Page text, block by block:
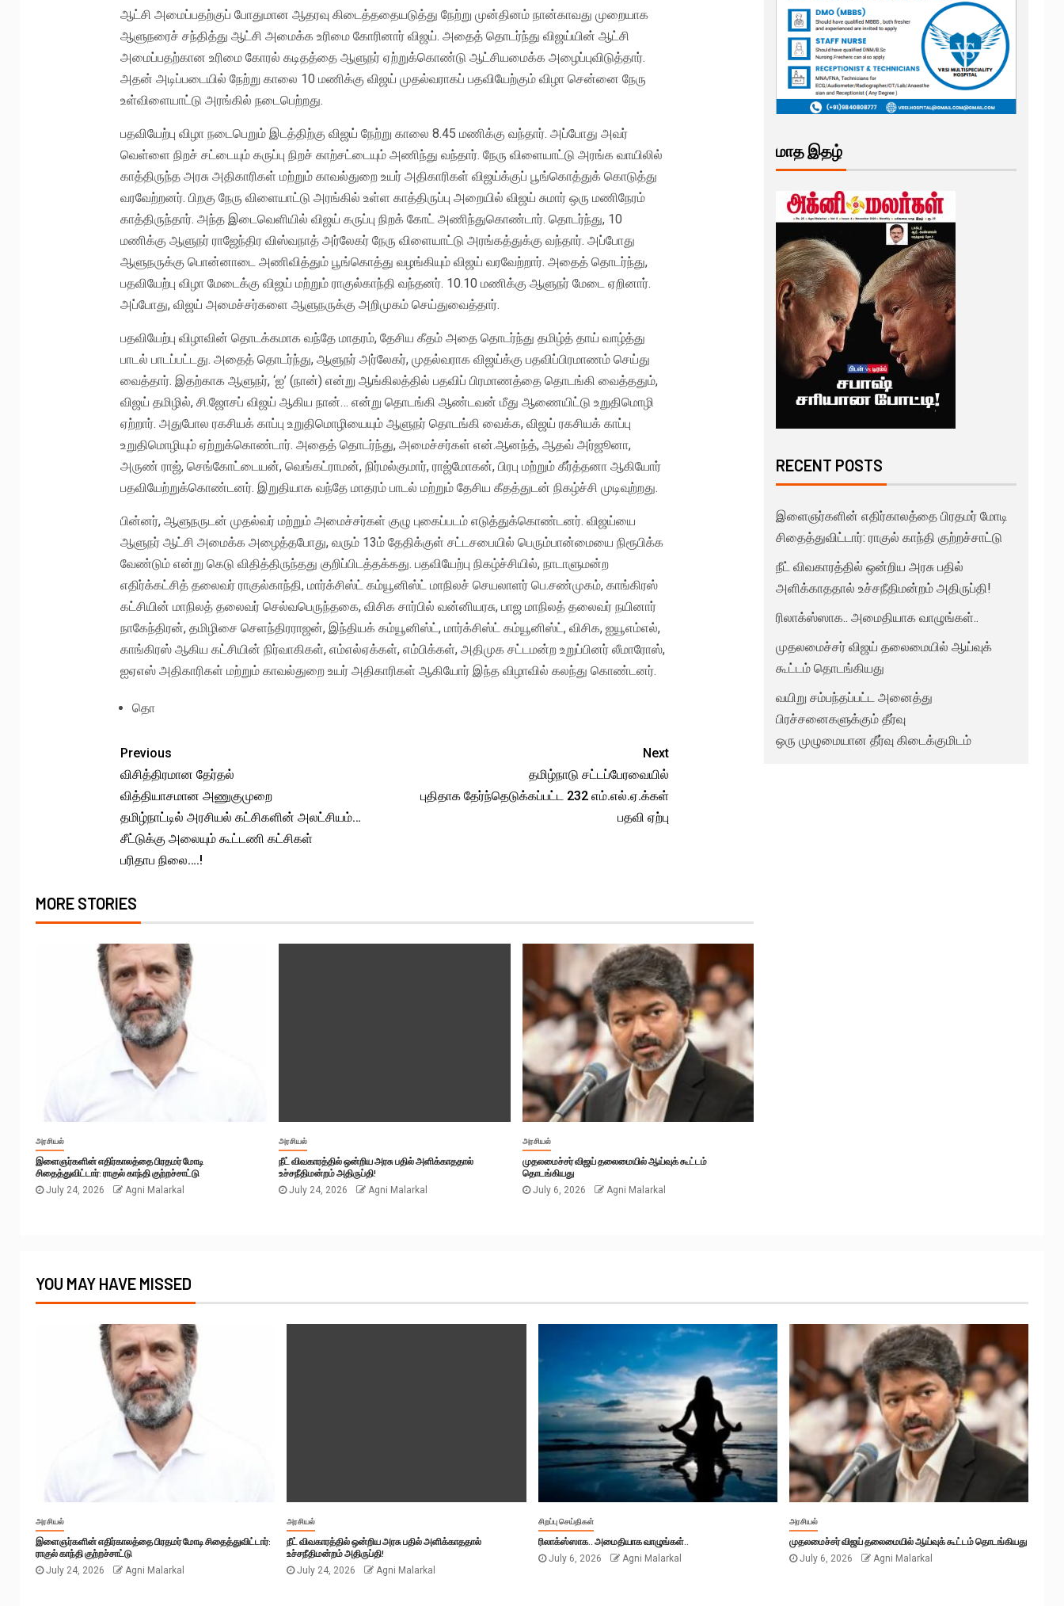
ஆட்சி அமைப்பதற்குப் போதுமான ஆதரவு கிடைத்ததையடுத்து நேற்று முன்தினம் நான்காவது முறையாக
ஆளுநரைச் சந்தித்து ஆட்சி அமைக்க உரிமை கோரினார் விஜய். அதைத் தொடர்ந்து விஜய்யின் ஆட்சி
அமைப்பதற்கான உரிமை கோரல் கடிதத்தை ஆளுநர் ஏற்றுக்கொண்டு ஆட்சியமைக்க அழைப்புவிடுத்தார்.
அதன் அடிப்படையில் நேற்று காலை 10 மணிக்கு விஜய் முதல்வராகப் பதவியேற்கும் விழா சென்னை நேரு
உள்விளையாட்டு அரங்கில் நடைபெற்றது.
பதவியேற்பு விழா நடைபெறும் இடத்திற்கு விஜய் நேற்று காலை 8.45 மணிக்கு வந்தார். அப்போது அவர்
வெள்ளை நிறச் சட்டையும் கருப்பு நிறச் காற்சட்டையும் அணிந்து வந்தார். நேரு விளையாட்டு அரங்க வாயிலில்
காத்திருந்த அரசு அதிகாரிகள் மற்றும் காவல்துறை உயர் அதிகாரிகள் விஜய்க்குப் பூங்கொத்துக் கொடுத்து
வரவேற்றனர். பிறகு நேரு விளையாட்டு அரங்கில் உள்ள காத்திருப்பு அறையில் விஜய் சுமார் ஒரு மணிநேரம்
காத்திருந்தார். அந்த இடைவெளியில் விஜய் கருப்பு நிறக் கோட் அணிந்துகொண்டார். தொடர்ந்து, 10
மணிக்கு ஆளுநர் ராஜேந்திர விஸ்வநாத் அர்லேகர் நேரு விளையாட்டு அரங்கத்துக்கு வந்தார். அப்போது
ஆளுநருக்கு பொன்னாடை அணிவித்தும் பூங்கொத்து வழங்கியும் விஜய் வரவேற்றார். அதைத் தொடர்ந்து,
பதவியேற்பு விழா மேடைக்கு விஜய் மற்றும் ராகுல்காந்தி வந்தனர். 10.10 மணிக்கு ஆளுநர் மேடை ஏறினார்.
அப்போது, விஜய் அமைச்சர்களை ஆளுநருக்கு அறிமுகம் செய்துவைத்தார்.
பதவியேற்பு விழாவின் தொடக்கமாக வந்தே மாதரம், தேசிய கீதம் அதை தொடர்ந்து தமிழ்த் தாய் வாழ்த்து
பாடல் பாடப்பட்டது. அதைத் தொடர்ந்து, ஆளுநர் அர்லேகர், முதல்வராக விஜய்க்கு பதவிப்பிரமாணம் செய்து
வைத்தார். இதற்காக ஆளுநர், ‘ஐ’ (நான்) என்று ஆங்கிலத்தில் பதவிப் பிரமாணத்தை தொடங்கி வைத்ததும்,
விஜய் தமிழில், சி.ஜோசப் விஜய் ஆகிய நான்… என்று தொடங்கி ஆண்டவன் மீது ஆணையிட்டு உறுதிமொழி
ஏற்றார். அதுபோல ரகசியக் காப்பு உறுதிமொழியையும் ஆளுநர் தொடங்கி வைக்க, விஜய் ரகசியக் காப்பு
உறுதிமொழியும் ஏற்றுக்கொண்டார். அதைத் தொடர்ந்து, அமைச்சர்கள் என்.ஆனந்த், ஆதவ் அர்ஜூனா,
அருண் ராஜ், செங்கோட்டையன், வெங்கட்ராமன், நிர்மல்குமார், ராஜ்மோகன், பிரபு மற்றும் கீர்த்தனா ஆகியோர்
பதவியேற்றுக்கொண்டனர். இறுதியாக வந்தே மாதரம் பாடல் மற்றும் தேசிய கீதத்துடன் நிகழ்ச்சி முடிவுற்றது.
பின்னர், ஆளுநருடன் முதல்வர் மற்றும் அமைச்சர்கள் குழு புகைப்படம் எடுத்துக்கொண்டனர். விஜய்யை
ஆளுநர் ஆட்சி அமைக்க அழைத்தபோது, வரும் 13ம் தேதிக்குள் சட்டசபையில் பெரும்பான்மையை நிரூபிக்க
வேண்டும் என்று கெடு விதித்திருந்தது குறிப்பிடத்தக்கது. பதவியேற்பு நிகழ்ச்சியில், நாடாளுமன்ற
எதிர்க்கட்சித் தலைவர் ராகுல்காந்தி, மார்க்சிஸ்ட் கம்யூனிஸ்ட் மாநிலச் செயலாளர் பெ.சண்முகம், காங்கிரஸ்
கட்சியின் மாநிலத் தலைவர் செல்வபெருந்தகை, விசிக சார்பில் வன்னியரசு, பாஜ மாநிலத் தலைவர் நயினார்
நாகேந்திரன், தமிழிசை செளந்திரராஜன், இந்தியக் கம்யூனிஸ்ட், மார்க்சிஸ்ட் கம்யூனிஸ்ட், விசிக, ஐயூஎம்எல்,
காங்கிரஸ் ஆகிய கட்சியின் நிர்வாகிகள், எம்எல்ஏக்கள், எம்பிக்கள், அதிமுக சட்டமன்ற உறுப்பினர் லீமாரோஸ்,
ஐஏஎஸ் அதிகாரிகள் மற்றும் காவல்துறை உயர் அதிகாரிகள் ஆகியோர் இந்த விழாவில் கலந்து கொண்டனர்.
தொ
Previous
விசித்திரமான தேர்தல்
வித்தியாசமான அணுகுமுறை
தமிழ்நாட்டில் அரசியல் கட்சிகளின் அலட்சியம்…
சீட்டுக்கு அலையும் கூட்டணி கட்சிகள்
பரிதாப நிலை….!
Next
தமிழ்நாடு சட்டப்பேரவையில்
புதிதாக தேர்ந்தெடுக்கப்பட்ட 232 எம்.எல்.ஏ.க்கள்
பதவி ஏற்பு
MORE STORIES
அரசியல்
இளைஞர்களின் எதிர்காலத்தை பிரதமர் மோடி
சிதைத்துவிட்டார்: ராகுல் காந்தி குற்றச்சாட்டு
July 24, 2026
Agni Malarkal
அரசியல்
நீட் விவகாரத்தில் ஒன்றிய அரசு பதில் அளிக்காததால்
உச்சநீதிமன்றம் அதிருப்தி!
July 24, 2026
Agni Malarkal
அரசியல்
முதலமைச்சர் விஜய் தலைமையில் ஆய்வுக் கூட்டம்
தொடங்கியது
July 6, 2026
Agni Malarkal
மாத இதழ்
RECENT POSTS
இளைஞர்களின் எதிர்காலத்தை பிரதமர் மோடி
சிதைத்துவிட்டார்: ராகுல் காந்தி குற்றச்சாட்டு
நீட் விவகாரத்தில் ஒன்றிய அரசு பதில்
அளிக்காததால் உச்சநீதிமன்றம் அதிருப்தி!
ரிலாக்ஸ்ஸாக.. அமைதியாக வாழுங்கள்..
முதலமைச்சர் விஜய் தலைமையில் ஆய்வுக்
கூட்டம் தொடங்கியது
வயிறு சம்பந்தப்பட்ட அனைத்து
பிரச்சனைகளுக்கும் தீர்வு
ஒரு முழுமையான தீர்வு கிடைக்குமிடம்
YOU MAY HAVE MISSED
அரசியல்
இளைஞர்களின் எதிர்காலத்தை பிரதமர் மோடி சிதைத்துவிட்டார்:
ராகுல் காந்தி குற்றச்சாட்டு
July 24, 2026
Agni Malarkal
அரசியல்
நீட் விவகாரத்தில் ஒன்றிய அரசு பதில் அளிக்காததால்
உச்சநீதிமன்றம் அதிருப்தி!
July 24, 2026
Agni Malarkal
சிறப்பு செய்திகள்
ரிலாக்ஸ்ஸாக.. அமைதியாக வாழுங்கள்..
July 6, 2026
Agni Malarkal
அரசியல்
முதலமைச்சர் விஜய் தலைமையில் ஆய்வுக் கூட்டம் தொடங்கியது
July 6, 2026
Agni Malarkal